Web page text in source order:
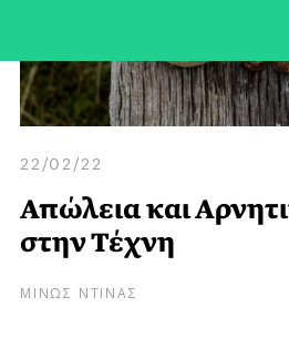
22/02/22
Απώλεια και
στην Τέχνη
ΜΙΝΩΣ ΝΤΙΝΑΣ